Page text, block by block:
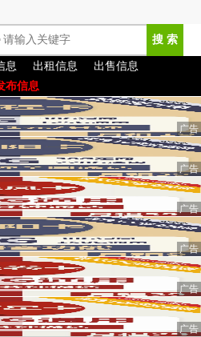
搜 索
息 出租信息
出售信息
布信息